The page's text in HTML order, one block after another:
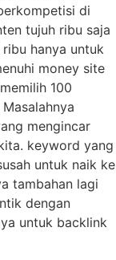
di
tujuh ribu saja
hanya untuk
money site
100
mengincar
keyword yang
untuk naik ke
tambahan lagi
dengan
untuk backlink